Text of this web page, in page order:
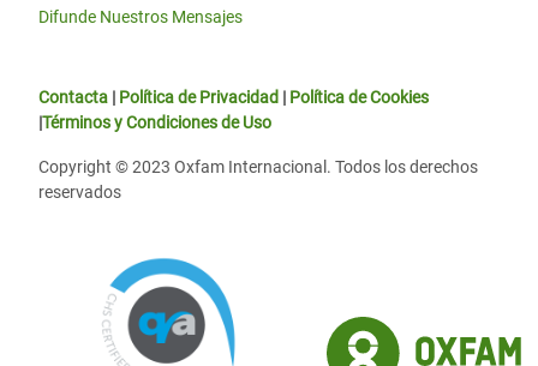
Difunde Nuestros Mensajes
Contacta | Política de Privacidad | Política de Cookies
|Términos y Condiciones de Uso
Copyright © 2023 Oxfam Internacional. Todos los derechos
reservados